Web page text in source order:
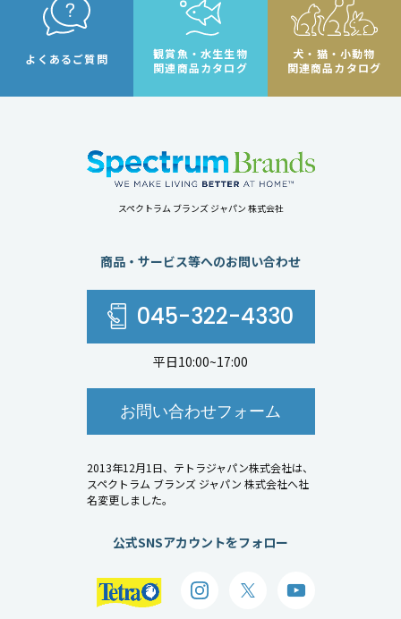
よくあるご質問
観賞魚・水生生物
関連商品カタログ
犬・猫・小動物
関連商品カタログ
スペクトラム ブランズ ジャパン 株式会社
商品・サービス等へのお問い合わせ
045-322-4330
平日10:00~17:00
お問い合わせフォーム
2013年12月1日、テトラジャパン株式会社は、
スペクトラム ブランズ ジャパン 株式会社へ社
名変更しました。
公式SNSアカウントをフォロー